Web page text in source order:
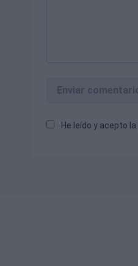
Enviar
He leído y acepto la